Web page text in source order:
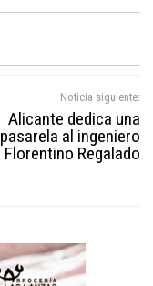
Noticia siguiente:
Alicante dedica una
pasarela al ingeniero
Florentino Regalado